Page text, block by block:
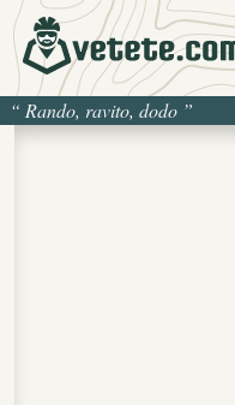
“ Rando, ravito, dodo ”